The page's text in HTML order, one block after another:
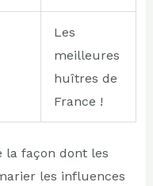
Les
meilleures
huîtres de
France !
la façon dont les
les influences